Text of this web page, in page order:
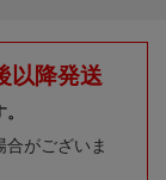
以降発送
がございま